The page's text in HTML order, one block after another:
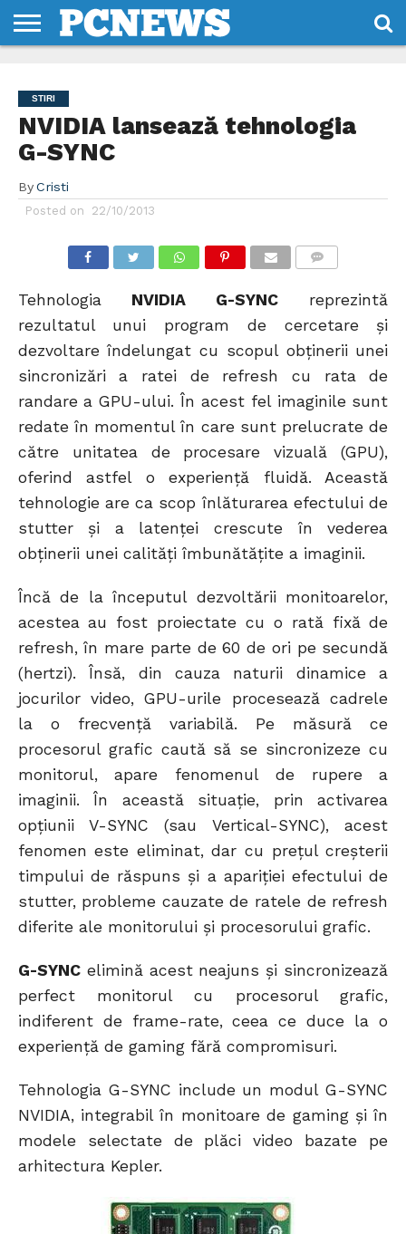
NOI
SI
CONDITII
STIRI
NVIDIA lansează tehnologia
G-SYNC
By Cristi
Posted on 22/10/2013
TehnologiaNVIDIA G-SYNC reprezintă
rezultatul unui program de cercetare și
dezvoltare îndelungat cu scopul obținerii unei
sincronizări a ratei de refresh cu rata de
randare a GPU-ului. În acest fel imaginile sunt
redate în momentul în care sunt prelucrate de
către unitatea de procesare vizuală (GPU),
oferind astfel o experiență fluidă. Această
tehnologie are ca scop înlăturarea efectului de
stutter și a latenței crescute în vederea
obținerii unei calități îmbunătățite a imaginii.
Încă de la începutul dezvoltării monitoarelor,
acestea au fost proiectate cu o rată fixă de
refresh, în mare parte de 60 de ori pe secundă
(hertzi). Însă, din cauza naturii dinamice a
jocurilor video, GPU-urile procesează cadrele
la o frecvență variabilă. Pe măsură ce
procesorul grafic caută să se sincronizeze cu
monitorul, apare fenomenul de rupere a
imaginii. În această situație, prin activarea
opțiunii V-SYNC (sau Vertical-SYNC), acest
fenomen este eliminat, dar cu prețul creșterii
timpului de răspuns și a apariției efectului de
stutter, probleme cauzate de ratele de refresh
diferite ale monitorului și procesorului grafic.
G-SYNCelimină acest neajuns și sincronizează
perfect monitorul cu procesorul grafic,
indiferent de frame-rate, ceea ce duce la o
experiență de gaming fără compromisuri.
Tehnologia G-SYNC include un modul G-SYNC
NVIDIA, integrabil în monitoare de gaming și în
modele selectate de plăci video bazate pe
arhitectura Kepler.